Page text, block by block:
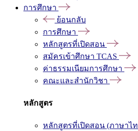
การศึกษา
ย้อนกลับ
การศึกษา
หลักสูตรที่เปิดสอน
สมัครเข้าศึกษา TCAS
ค่าธรรมเนียมการศึกษา
คณะและสำนักวิชา
หลักสูตร
หลักสูตรที่เปิดสอน (ภาษาไ